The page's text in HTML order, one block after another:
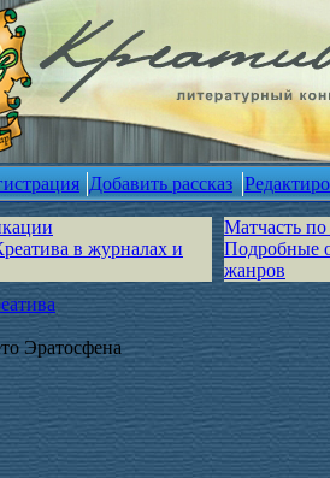
Добавить рассказ
в журналах и
Матчасть
Подробные
жанров
Эратосфена